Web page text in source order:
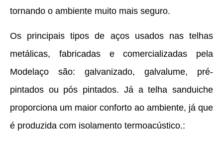
tornando o ambiente muito mais seguro.
Os principais tipos de aços usados nas telhas
metálicas, fabricadas e comercializadas pela
Modelaço são: galvanizado, galvalume, pré-
pintados ou pós pintados. Já a telha sanduiche
proporciona um maior conforto ao ambiente, já que
é produzida com isolamento termoacústico.: